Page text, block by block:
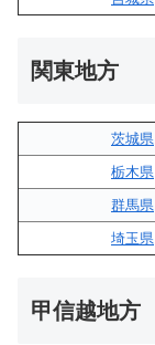
関東地方
茨城県
栃木県
群馬県
埼玉県
甲信越地方